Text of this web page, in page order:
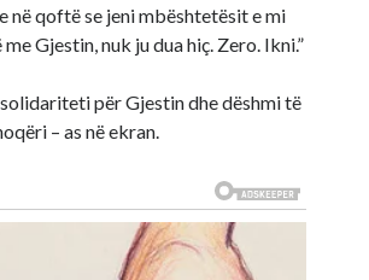
në qoftë se jeni mbështetësit e mi
Gjestin, nuk ju dua hiç. Zero. Ikni.”
për Gjestin dhe dëshmi të
– as në ekran.